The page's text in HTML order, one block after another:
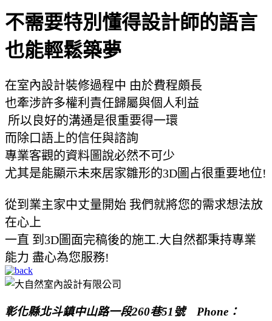
不需要特別懂得設計師的語言
也能輕鬆築夢
在室內設計裝修過程中 由於費程頗長
也牽涉許多權利責任歸屬與個人利益
所以良好的溝通是很重要得一環
而除口語上的信任與諮詢
專業客觀的資料圖說必然不可少
尤其是能顯示未來居家雛形的3D圖占很重要地位!
從到業主家中丈量開始 我們就將您的需求想法放
在心上
一直 到3D圖面完稿後的施工.大自然都秉持專業
能力 盡心為您服務!
彰化縣北斗鎮中山路一段260巷51號Phone：